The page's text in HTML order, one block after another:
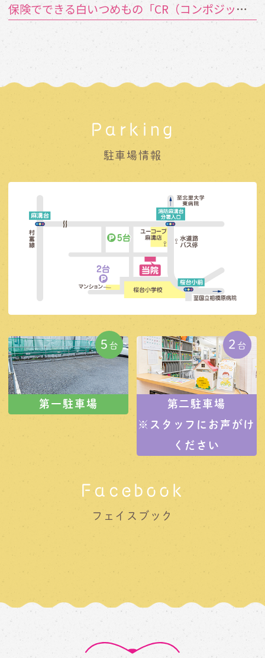
保険でできる白いつめもの「CR（コンポジットレジン）」とは？
Parking
駐車場情報
第一駐車場
第二駐車場
※スタッフにお声がけ
ください
Facebook
フェイスブック